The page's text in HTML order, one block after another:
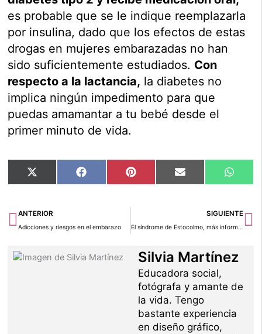
es probable que se le indique reemplazarla
por insulina, dado que los efectos de estas
drogas en mujeres embarazadas no han
sido suficientemente estudiados. Con
respecto a la lactancia, la diabetes no
implica ningún impedimento para que
puedas amamantar a tu bebé desde el
primer minuto de vida.
Compartir
en
X
(Twitter)
Compartir
en
Facebook Compartir
en
Pinterest Compartir
en
Email
en
Ant
ANTERIOR
Adicciones y riesgos en el embarazo
SIGUIENTE
El síndrome de Estocolmo, más información
Silvia Martínez
Educadora social,
fotógrafa y amante de
la vida. Tengo
bastante experiencia
en diseño gráfico,